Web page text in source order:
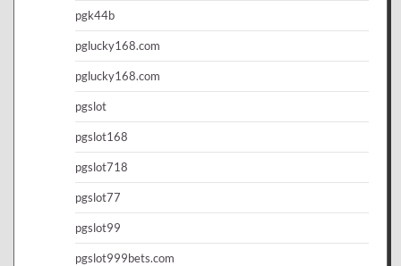
pgk44b
pglucky168.com
pglucky168.com
pgslot
pgslot168
pgslot718
pgslot77
pgslot99
pgslot999bets.com